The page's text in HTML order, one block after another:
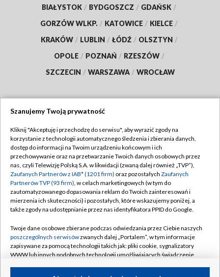
BIAŁYSTOK / BYDGOSZCZ / GDAŃSK /
GORZÓW WLKP. / KATOWICE / KIELCE /
KRAKÓW / LUBLIN / ŁÓDŹ / OLSZTYN /
OPOLE / POZNAŃ / RZESZÓW /
SZCZECIN / WARSZAWA / WROCŁAW
TVP
Abonament TVP
Emisja w TVP
Centrum informacji TVP
Naziemna Telewizja Cyfrowa
Rada Programowa
System NOS
Informacje o nadawcy
Regulamin TVP
Polityka prywatności
Moje zgody
Pomoc
Kontakt
Kanały
Szanujemy Twoją prywatność
Kliknij "Akceptuję i przechodzę do serwisu", aby wyrazić zgody na
korzystanie z technologii automatycznego śledzenia i zbierania danych,
dostęp do informacji na Twoim urządzeniu końcowym i ich
przechowywanie oraz na przetwarzanie Twoich danych osobowych przez
nas, czyli Telewizję Polską S.A. w likwidacji (zwaną dalej również „TVP”),
Zaufanych Partnerów z IAB* (1201 firm) oraz pozostałych Zaufanych
Partnerów TVP (93 firm), w celach marketingowych (w tym do
zautomatyzowanego dopasowania reklam do Twoich zainteresowań i
mierzenia ich skuteczności) i pozostałych, które wskazujemy poniżej, a
także zgody na udostępnianie przez nas identyfikatora PPID do Google.
Twoje dane osobowe zbierane podczas odwiedzania przez Ciebie naszych
poszczególnych serwisówzwanych dalej „Portalem”, w tym informacje
zapisywane za pomocą technologii takich jak: pliki cookie, sygnalizatory
WWW lub innych podobnych technologii umożliwiających świadczenie